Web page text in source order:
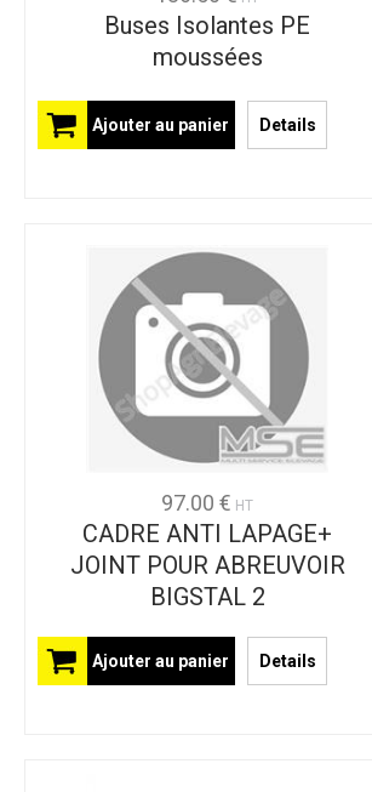
Buses Isolantes PE
moussées
Ajouter au panier Details
97.00 € HT
CADRE ANTI LAPAGE+
JOINT POUR ABREUVOIR
BIGSTAL 2
Ajouter au panier Details